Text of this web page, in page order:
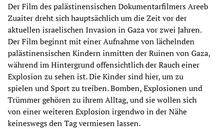
Der Film des palästinensischen Dokumentarfilmers Areeb
Zuaiter dreht sich hauptsächlich um die Zeit vor der
aktuellen israelischen Invasion in Gaza vor zwei Jahren.
Der Film beginnt mit einer Aufnahme von lächelnden
palästinensischen Kindern inmitten der Ruinen von Gaza,
während im Hintergrund offensichtlich der Rauch einer
Explosion zu sehen ist. Die Kinder sind hier, um zu
spielen und Sport zu treiben. Bomben, Explosionen und
Trümmer gehören zu ihrem Alltag, und sie wollen sich
von einer weiteren Explosion irgendwo in der Nähe
keineswegs den Tag vermiesen lassen.